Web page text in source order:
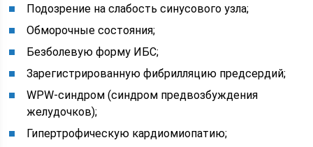
Подозрение на слабость синусового узла;
Обморочные состояния;
Безболевую форму ИБС;
Зарегистрированную фибрилляцию предсердий;
WPW-синдром (синдром предвозбуждения
желудочков);
Гипертрофическую кардиомиопатию;